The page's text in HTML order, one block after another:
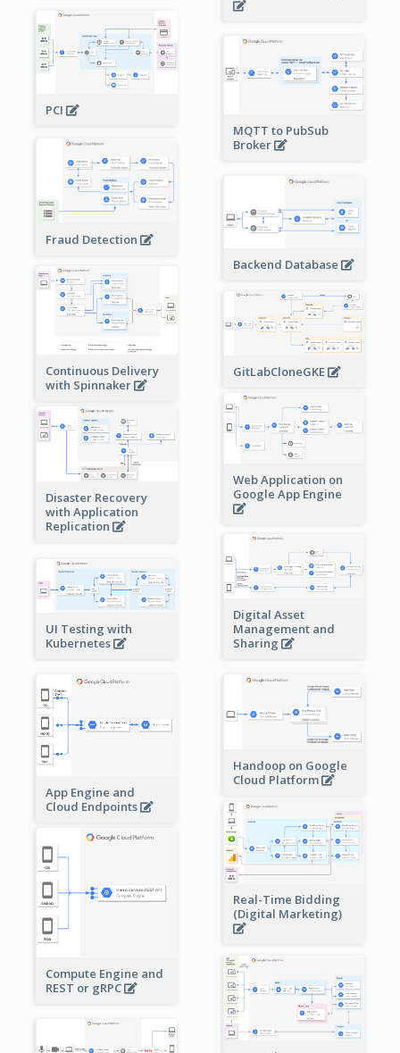
PCI
MQTT to PubSub
Broker
Fraud Detection
Backend Database
Continuous Delivery
with Spinnaker
GitLabCloneGKE
Web Application on
Google App Engine
Disaster Recovery
with Application
Replication
Digital Asset
Management and
Sharing
UI Testing with
Kubernetes
App Engine and
Cloud Endpoints
Handoop on Google
Cloud Platform
Real-Time Bidding
(Digital Marketing)
Compute Engine and
REST or gRPC